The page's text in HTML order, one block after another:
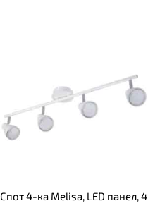
Спот 4-ка Melisa, LED панел, 4